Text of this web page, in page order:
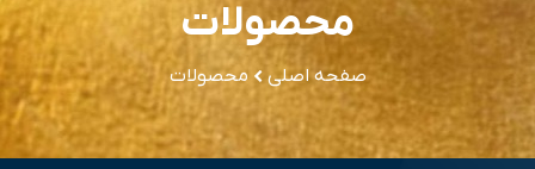
محصولات
صفحه اصلی محصولات